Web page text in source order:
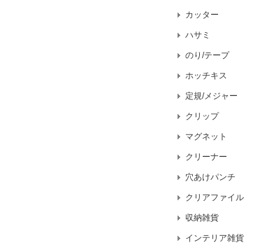
カッター
ハサミ
のり/テープ
ホッチキス
定規/メジャー
クリップ
マグネット
クリーナー
穴あけパンチ
クリアファイル
収納雑貨
インテリア雑貨